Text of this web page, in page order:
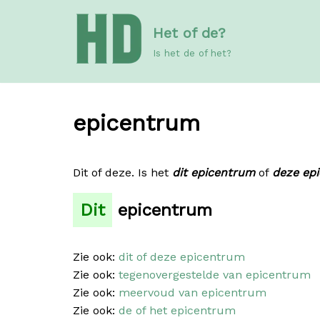
Het of de?
Is het de of het?
epicentrum
Dit of deze. Is het dit epicentrumof deze
Dit epicentrum
Zie ook: dit of deze epicentrum
Zie ook: tegenovergestelde van epicentrum
Zie ook: meervoud van epicentrum
Zie ook: de of het epicentrum